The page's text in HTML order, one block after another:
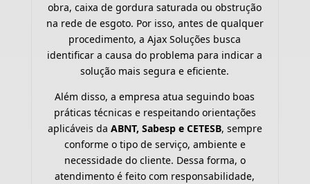
obra, caixa de gordura saturada ou obstrução
na rede de esgoto. Por isso, antes de qualquer
procedimento, a Ajax Soluções busca
identificar a causa do problema para indicar a
solução mais segura e eficiente.
Além disso, a empresa atua seguindo boas
práticas técnicas e respeitando orientações
aplicáveis da ABNT, Sabesp e CETESB, sempre
conforme o tipo de serviço, ambiente e
necessidade do cliente. Dessa forma, o
atendimento é feito com responsabilidade,